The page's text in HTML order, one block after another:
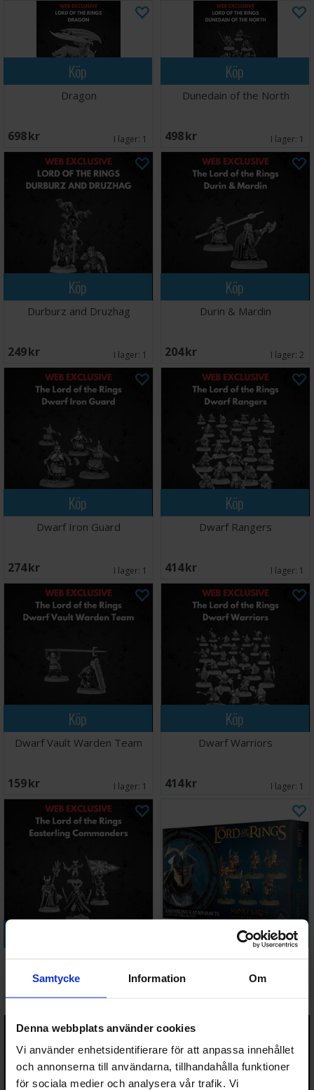
Samtycke Information Om
Denna webbplats använder cookies
Vi använder enhetsidentifierare för att anpassa innehållet
och annonserna till användarna, tillhandahålla funktioner
för sociala medier och analysera vår trafik. Vi
Köp
Dragon
698 SEK I lager: 1
Köp
Dunedain of the North
498 SEK I lager: 1
Köp
Durburz and Druzhag
249 SEK I lager: 1
Köp
Durin & Mardin
204 SEK I lager: 2
Köp
Dwarf Iron Guard
274 SEK I lager: 1
Köp
Dwarf Rangers
414 SEK I lager: 1
Köp
Dwarf Vault Warden Team
159 SEK I lager: 1
Köp
Dwarf Warriors
414 SEK I lager: 1
414 SEK
Köp